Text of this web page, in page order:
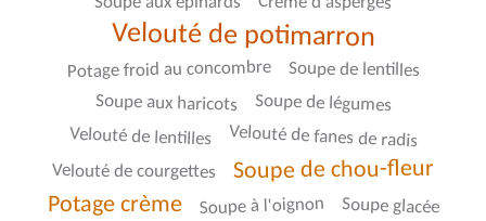
Velouté de potimarron
Potage froid au concombre Soupe de lentilles
Soupe aux haricots Soupe de légumes
Velouté de lentilles Velouté de fanes de radis
Velouté de courgettes Soupe de chou-fleur
Potage crème Soupe à l'oignon Soupe glacée